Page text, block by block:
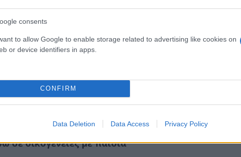
consents
to allow Google to enable storage related to advertising like cookies on
or device identifiers in apps.
CONFIRM
Data Deletion Data Access Privacy Policy
Pass
για τους δημόσιους υπαλλήλους
για τους δημοσίους υπαλλήλους, από 20 στα 50
οικογένειες με παιδιά